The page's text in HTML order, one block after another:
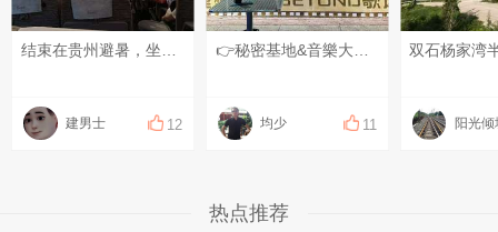
结束在贵州避暑，坐高铁返回永川了……
建男士 12
👉秘密基地&音樂大本营👈 ——Beyond 专场音乐会—— ⏰ 今晚 20:00 准时开唱 📍 重庆·永川音乐大本营 🎸 经典重现，热血再燃！ 座位有限 预订要快 不见不散👌 #Beyond #致敬经典 #爱音乐爱生活爱自己 #永川吉他手谢均
均少 11
双石杨家湾
阳光倾
热点推荐